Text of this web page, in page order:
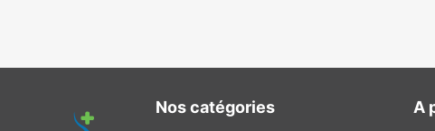
Nos catégories A